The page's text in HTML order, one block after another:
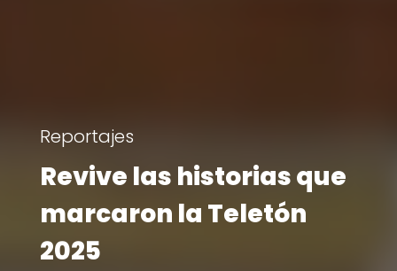
Visita Teletón
Ministro se reencontró
con doctora que lo
atendió en su infancia